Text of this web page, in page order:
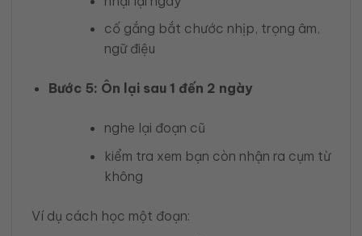
cố gắng bắt chước nhịp, trọng âm,
ngữ điệu
Bước 5: Ôn lại sau 1 đến 2 ngày
nghe lại đoạn cũ
kiểm tra xem bạn còn nhận ra cụm từ
không
Ví dụ cách học một đoạn: